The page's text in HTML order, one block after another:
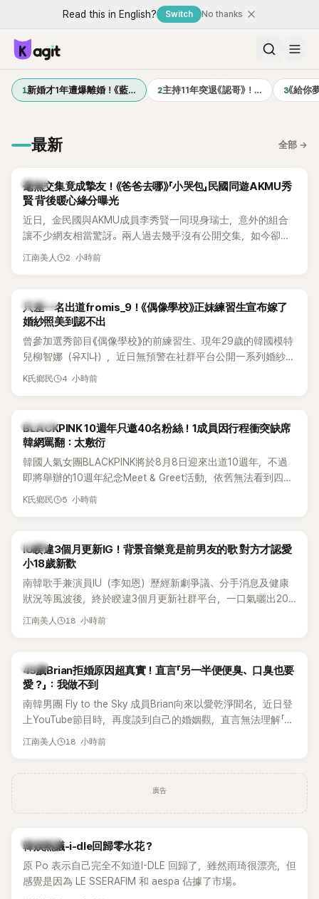
Read this in English? Switch No thanks
1新婚才1年遭爆離婚！《藍… 2主持11年突退《認哥》！… 3《給你
最新 全部 →
韓星
毫無交集竟成摯友！《爸爸去哪》「小哭包」民國同遊AKMU秀
賢 背後暖心緣分曝光
近日，金民國與AKMU成員李秀賢一同現身瑞士，意外的組合
讓不少網友相當驚訝。兩人過去幾乎沒有公開交集，如今卻一
起踏上瑞士之旅，也讓粉絲紛紛好奇：「他們到底是怎麼認識
江南美人 2 小時前
K-POP
只差一名出道fromis_9！《偶像學校》正妹練習生宣布嫁了
婚紗照美到認不出
曾參加選秀節目《偶像學校》的前練習生、現年29歲的韓國模特
兒柳智娜（유지나），近日無預警在社群平台公開一系列婚紗
照，親自宣布即將步入婚姻，消息曝光後讓不少曾追看節目的
K氏鄉民 4 小時前
K-POP
BLACKPINK 10週年只邀40名粉絲！1成員因行程衝突缺席
韓網罵翻：太敷衍
韓國人氣女團BLACKPINK將於8月8日迎來出道10週年，不過
即將舉辦的10週年紀念Meet & Greet活動，依舊無法看到四人
合體。根據韓媒《MyDaily》7日報導，當天將由Jisoo（智秀）、
K氏鄉民 5 小時前
韓星
IU睽違3個月更新IG！背景音樂竟是前男友的歌 對方才認愛
小18歲新歡
南韓歌手兼演員IU（李知恩）歷經新劇爭議、分手消息及健康
狀況等風波後，終於睽違3個月更新社群平台，一口氣曬出20
張近況照，讓大批粉絲又驚又喜。不過，比起照片本身，更引
江南美人 18 小時前
韓星
45歲Brian拒婚原因超真實！直言「另一半便便臭、口臭也要
愛？」：我做不到
南韓男團 Fly to the Sky 成員Brian向來以愛乾淨聞名，近日登
上YouTube節目時，再度談到自己的婚姻觀，直言無法理解「連
另一半的口臭、便便臭都要愛」這種說法，更大方表明自己是不
江南美人 18 小時前
廣告
熱議討論
韓娛熱議-i-dle回歸零水花？
原 Po 表示自己完全不知道I-DLE 回歸了，雖然雨琦很漂亮，但
感覺是因為 LE SSERAFIM 和 aespa 佔據了市場。